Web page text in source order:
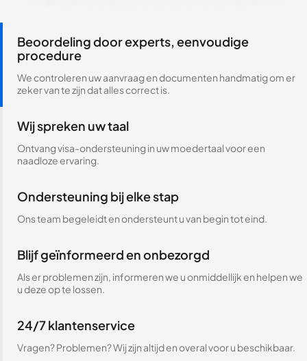
Beoordeling door experts, eenvoudige
procedure
We controleren uw aanvraag en documenten handmatig om er
zeker van te zijn dat alles correct is.
Wij spreken uw taal
Ontvang visa-ondersteuning in uw moedertaal voor een
naadloze ervaring.
Ondersteuning bij elke stap
Ons team begeleidt en ondersteunt u van begin tot eind.
Blijf geïnformeerd en onbezorgd
Als er problemen zijn, informeren we u onmiddellijk en helpen we
u deze op te lossen.
24/7 klantenservice
Vragen? Problemen? Wij zijn altijd en overal voor u beschikbaar.